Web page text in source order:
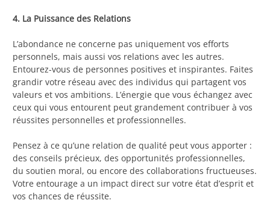
4. La Puissance des Relations
L’abondance ne concerne pas uniquement vos efforts
personnels, mais aussi vos relations avec les autres.
Entourez-vous de personnes positives et inspirantes. Faites
grandir votre réseau avec des individus qui partagent vos
valeurs et vos ambitions. L’énergie que vous échangez avec
ceux qui vous entourent peut grandement contribuer à vos
réussites personnelles et professionnelles.
Pensez à ce qu’une relation de qualité peut vous apporter :
des conseils précieux, des opportunités professionnelles,
du soutien moral, ou encore des collaborations fructueuses.
Votre entourage a un impact direct sur votre état d’esprit et
vos chances de réussite.